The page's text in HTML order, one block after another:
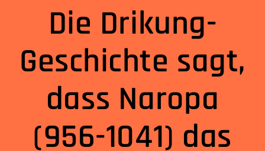
Die Drikung-
Geschichte sagt,
dass Naropa
(956-1041) das